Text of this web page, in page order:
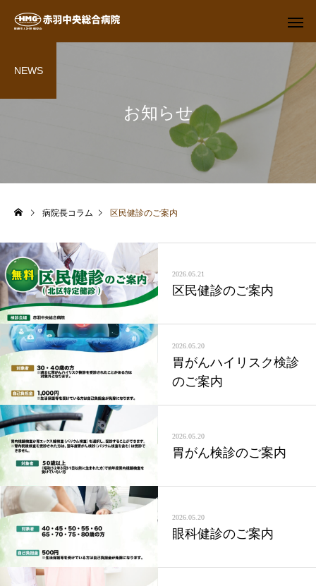
お知らせ
NEWS
病院長コラム 区民健診のご案内
2026.05.21
区民健診のご案内
2026.05.20
胃がんハイリスク検診
のご案内
2026.05.20
胃がん検診のご案内
2026.05.20
眼科健診のご案内